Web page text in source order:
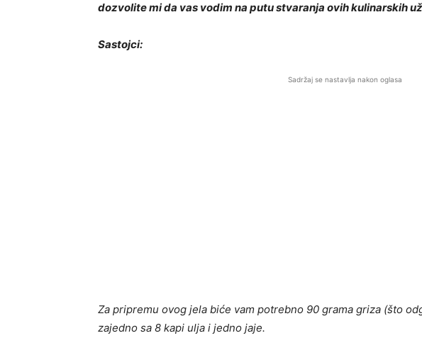
dozvolite mi da vas vodim na putu stvaranja ovih kulinarskih
Sastojci:
Sadržaj se nastavlja nakon oglasa
Za pripremu ovog jela biće vam potrebno 90 grama griza (što
zajedno sa 8 kapi ulja i jedno jaje.